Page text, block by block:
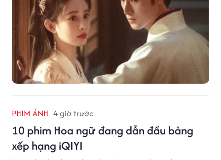
PHIM ẢNH 4 giờ trước
10 phim Hoa ngữ đang dẫn đầu bảng
xếp hạng iQIYI